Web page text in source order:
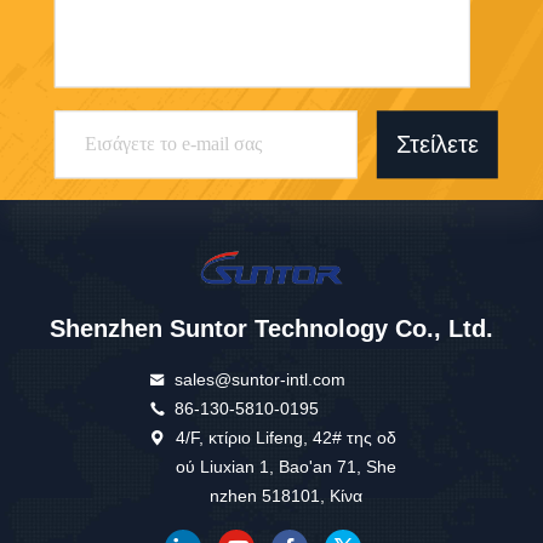
Στείλετε
Shenzhen Suntor Technology Co., Ltd.
sales@suntor-intl.com
86-130-5810-0195
4/F, κτίριο Lifeng, 42# της οδ
ού Liuxian 1, Bao'an 71, She
nzhen 518101, Κίνα